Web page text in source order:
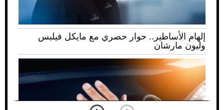
إلهام الأساطير.. حوار حصري مع مايكل فيلبس
وليون مارشان